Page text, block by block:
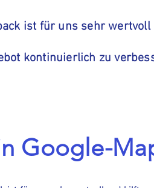
ist für uns sehr
kontinuierlich zu
Google-